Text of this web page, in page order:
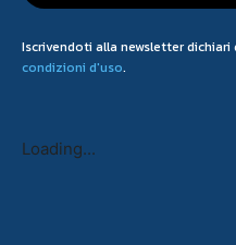
Iscrivendoti alla newsletter
condizioni d'uso.
Loading...